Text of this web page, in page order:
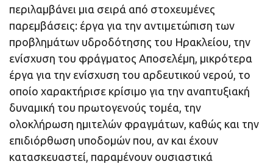
περιλαμβάνει μια σειρά από στοχευμένες
παρεμβάσεις: έργα για την αντιμετώπιση των
προβλημάτων υδροδότησης του Ηρακλείου, την
ενίσχυση του φράγματος Αποσελέμη, μικρότερα
έργα για την ενίσχυση του αρδευτικού νερού, το
οποίο χαρακτήρισε κρίσιμο για την αναπτυξιακή
δυναμική του πρωτογενούς τομέα, την
ολοκλήρωση ημιτελών φραγμάτων, καθώς και την
επιδιόρθωση υποδομών που, αν και έχουν
κατασκευαστεί, παραμένουν ουσιαστικά